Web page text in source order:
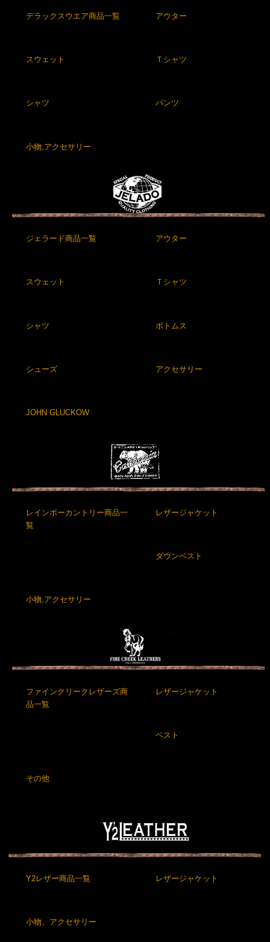
デラックスウエア商品一覧 アウター
スウェット Ｔシャツ
シャツ パンツ
小物,アクセサリー
ジェラード商品一覧 アウター
スウェット Ｔシャツ
シャツ ボトムス
シューズ アクセサリー
JOHN GLUCKOW
レインボーカントリー商品一
覧
レザージャケット
ダウンベスト
小物,アクセサリー
ファインクリークレザーズ商
品一覧
レザージャケット
ベスト
その他
Y2レザー商品一覧 レザージャケット
小物、アクセサリー